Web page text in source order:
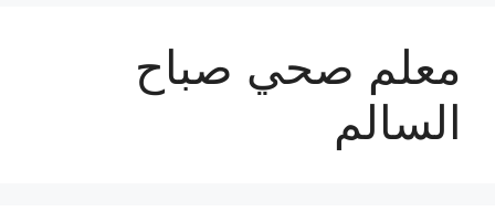
معلم صحي صباح
السالم